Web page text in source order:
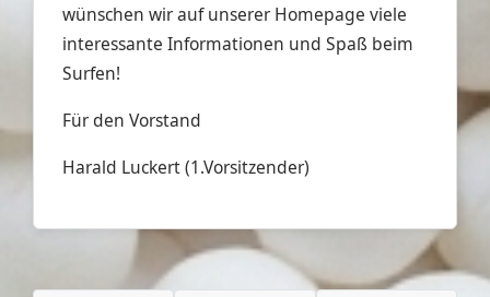
wünschen wir auf unserer Homepage viele
interessante Informationen und Spaß beim
Surfen!
Für den Vorstand
Harald Luckert (1.Vorsitzender)